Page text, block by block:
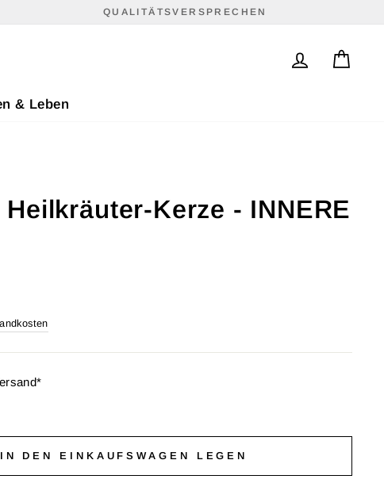
QUALITÄTSVERSPRECHEN
Einloggen
& Leben
Kerze - INNERE
IN DEN EINKAUFSWAGEN LEGEN